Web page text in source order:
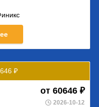
₽
от 60646 ₽
2026-10-12